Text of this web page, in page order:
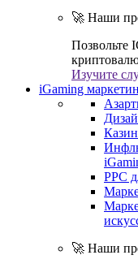
🚀 Наши
Позвольте
Изучите
iGaming
PPC
🚀 Наши